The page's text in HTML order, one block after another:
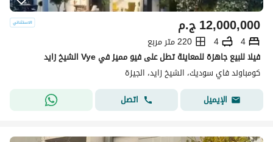
ج.م12,000,000
4
4
220 متر مربع
فيلا للبيع جاهزة للمعاينة تطل على فيو مميز في Vye الشيخ زايد
كومباوند فاي سوديك، الشيخ زايد، الجيزة
الإيميل
اتصل